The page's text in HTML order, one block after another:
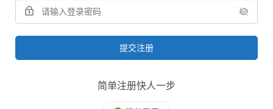
提交注册
简单注册快人一步